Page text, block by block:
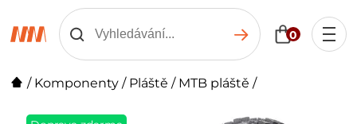
0
/ Komponenty / Pláště / MTB pláště /